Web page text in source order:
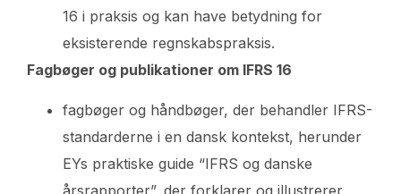
16 i praksis og kan have betydning for
eksisterende regnskabspraksis.
Fagbøger og publikationer om IFRS 16
fagbøger og håndbøger, der behandler IFRS-
standarderne i en dansk kontekst, herunder
EYs praktiske guide “IFRS og danske
årsrapporter”, der forklarer og illustrerer